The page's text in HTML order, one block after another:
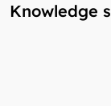
Knowledge